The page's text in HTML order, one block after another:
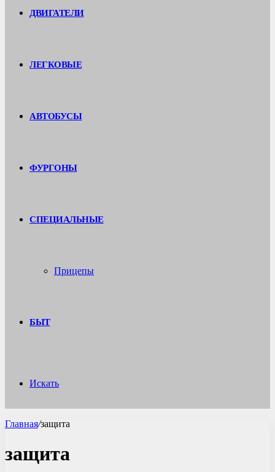
ДВИГАТЕЛИ
ЛЕГКОВЫЕ
АВТОБУСЫ
ФУРГОНЫ
СПЕЦИАЛЬНЫЕ
Прицепы
БЫТ
Искать
Главная/защита
защита